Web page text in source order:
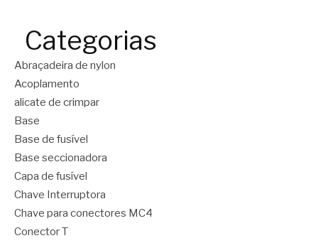
Categorias
Abraçadeira de nylon
Acoplamento
alicate de crimpar
Base
Base de fusível
Base seccionadora
Capa de fusível
Chave Interruptora
Chave para conectores MC4
Conector T